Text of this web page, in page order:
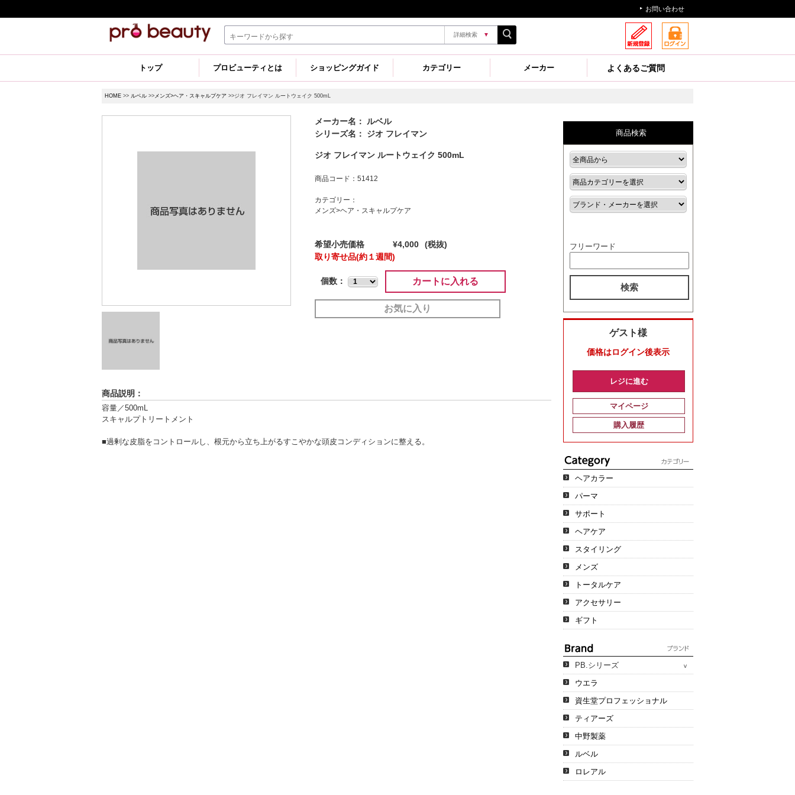
お問い合わせ
詳細検索 ▼
トップ プロビューティとは ショッピングガイド カテゴリー メーカー よくあるご質問
HOME >> ルベル >>メンズ>ヘア・スキャルプケア >>ジオ フレイマン ルートウェイク 500mL
メーカー名： ルベル
シリーズ名： ジオ フレイマン
ジオ フレイマン ルートウェイク 500mL
商品コード：51412
カテゴリー：
メンズ>ヘア・スキャルプケア
希望小売価格 ¥4,000
(税抜)
取り寄せ品(約１週間)
個数： カートに入れる
お気に入り
商品説明：
容量／500mL
スキャルプトリートメント
■過剰な皮脂をコントロールし、根元から立ち上がるすこやかな頭皮コンディションに整える。
商品検索
フリーワード
検索
ゲスト様
価格はログイン後表示
レジに進む
マイページ
購入履歴
ヘアカラー
パーマ
サポート
ヘアケア
スタイリング
メンズ
トータルケア
アクセサリー
ギフト
PB.シリーズ
ウエラ
資生堂プロフェッショナル
ティアーズ
中野製薬
ルベル
ロレアル